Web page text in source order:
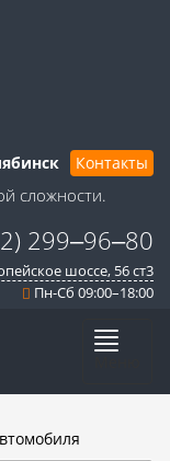
Контакты
сложности.
299‒96‒80
шоссе, 56 ст3​
Пн-Сб 09:00–18:00